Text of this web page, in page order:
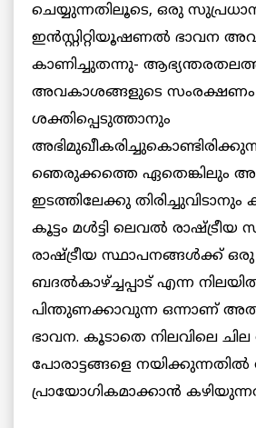
ചെയ്യുന്നതിലൂടെ, ഒരു
ഇന്‍സ്റ്റിറ്റിയൂഷണല്‍ ഭാവന
കാണിച്ചുതന്നു-
അവകാശങ്ങളുടെ സംരക്ഷണം
ശക്തിപ്പെടുത്താനും
ഞെരുക്കത്തെ ഏതെങ്കിലും
ഇടത്തിലേക്കു
കൂട്ടം മള്‍ട്ടി ലെവല്‍
രാഷ്ട്രീയ സ്ഥാപനങ്ങള്‍ക്ക് ഒരു
ബദല്‍കാഴ്ച്ചപ്പാട് എന്ന
പിന്തുണക്കാവുന്ന ഒന്നാണ്
ഭാവന. കൂടാതെ നിലവിലെ ചില
പോരാട്ടങ്ങളെ
പ്രായോഗികമാക്കാന്‍